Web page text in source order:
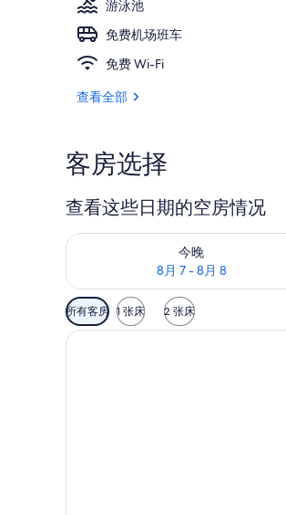
游泳池
免费机场班车
免费 Wi-Fi
查看全部
客房选择
查看这些日期的空房情况
今晚
8月 7 - 8月 8
查看今晚的空房情况：8月 7 - 8月 8
可
用
的
所有客房 1 张床 2 张床